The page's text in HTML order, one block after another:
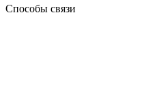
Способы связи